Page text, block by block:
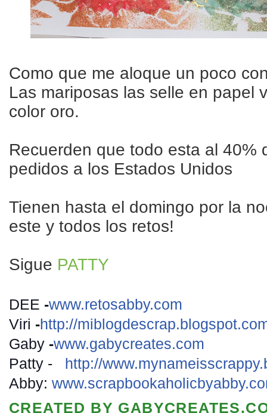
Como que me aloque un poco
Las mariposas las selle en papel
color oro.
Recuerden que todo esta al 40%
pedidos a los Estados Unidos
Tienen hasta el domingo por la
este y todos los retos!
Sigue PATTY
DEE -www.retosabby.com
Viri -http://
Gaby -www.gabycreates.com
Patty -
http://
Abby:
CREATED BY